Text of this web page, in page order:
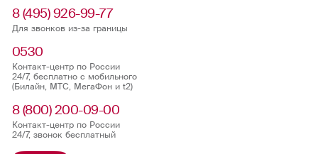
хапкидо
черлидинг
шорт-трек
8 (495) 926-99-77
Для звонков из-за границы
0530
Контакт-центр по России
24/7, бесплатно с мобильного
(Билайн, МТС, МегаФон и t2)
8 (800) 200-09-00
Контакт-центр по России
24/7, звонок бесплатный